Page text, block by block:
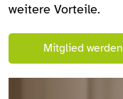
weitere Vorteile.
Mitglied werden